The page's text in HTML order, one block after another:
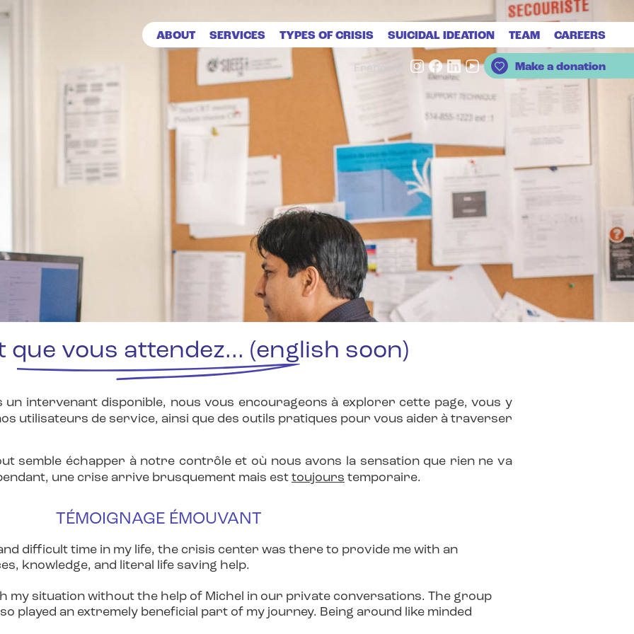
ABOUT SERVICES TYPES OF CRISIS SUICIDAL IDEATION TEAM CAREERS
Français Make a donation
que vous attendez... (english soon)
intervenant disponible, nous vous encourageons à explorer cette page, vous y
utilisateurs de service, ainsi que des outils pratiques pour vous aider à traverser
semble échapper à notre contrôle et où nous avons la sensation que rien ne va
une crise arrive brusquement mais est toujours temporaire.
TÉMOIGNAGE ÉMOUVANT
difficult time in my life, the crisis center was there to provide me with an
knowledge, and literal life saving help.
my situation without the help of Michel in our private conversations. The group
played an extremely beneficial part of my journey. Being around like minded